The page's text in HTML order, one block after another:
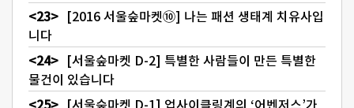
[2016 서울숲마켓⑩] 나는 패션 생태계 치유사입
니다
[서울숲마켓 D-2] 특별한 사람들이 만든 특별한
물건이 있습니다
[서울숲마켓 D-1] 업사이클링계의 ‘어벤저스’가